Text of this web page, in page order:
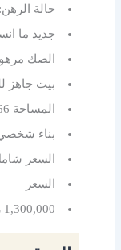
حالة
جديد ما
الصك مرهون 400
بيت جاهز
المساحة 431.66 م
بناء
السعر
السعر
1,300,000 ريال